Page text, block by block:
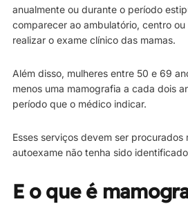
anualmente ou durante o período
comparecer ao ambulatório, centro
realizar o exame clínico das mamas.
Além disso, mulheres entre 50 e 69
menos uma mamografia a cada dois
período que o médico indicar.
Esses serviços devem ser
autoexame não tenha sido
E o que é